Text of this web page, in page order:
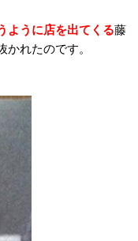
ように店を出てくる藤
れたのです。